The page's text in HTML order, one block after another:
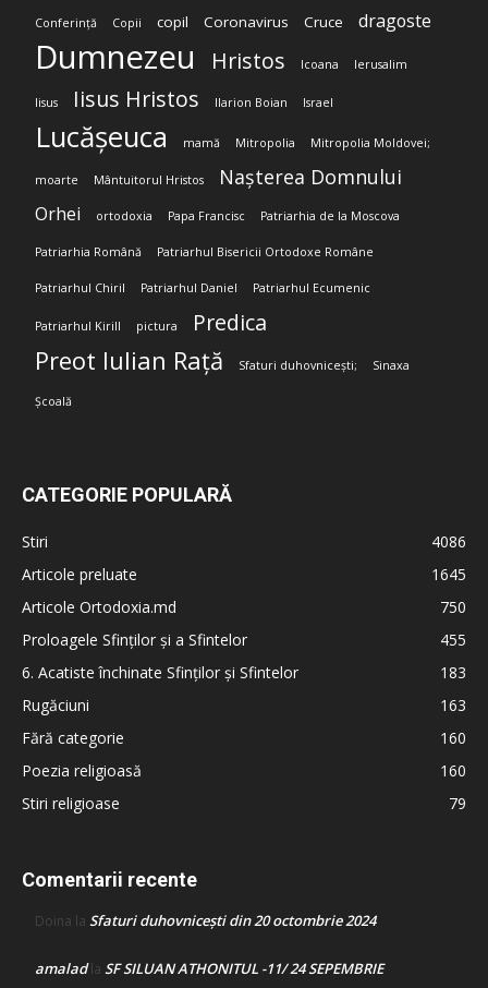
Conferință Copii copil Coronavirus Cruce dragoste
Dumnezeu Hristos Icoana Ierusalim
Iisus Iisus Hristos Ilarion Boian Israel
Lucășeuca mamă Mitropolia Mitropolia Moldovei;
moarte Mântuitorul Hristos Nașterea Domnului
Orhei ortodoxia Papa Francisc Patriarhia de la Moscova
Patriarhia Română Patriarhul Bisericii Ortodoxe Române
Patriarhul Chiril Patriarhul Daniel Patriarhul Ecumenic
Patriarhul Kirill pictura Predica
Preot Iulian Rață Sfaturi duhovnicești; Sinaxa
Școală
CATEGORIE POPULARĂ
Stiri
4086
Articole preluate
1645
Articole Ortodoxia.md
750
Proloagele Sfinților și a Sfintelor
455
6. Acatiste închinate Sfinților și Sfintelor
183
Rugăciuni
163
Fără categorie
160
Poezia religioasă
160
Stiri religioase
79
Comentarii recente
Doina la Sfaturi duhovnicești din 20 octombrie 2024
amaladla SF SILUAN ATHONITUL -11/ 24 SEPEMBRIE